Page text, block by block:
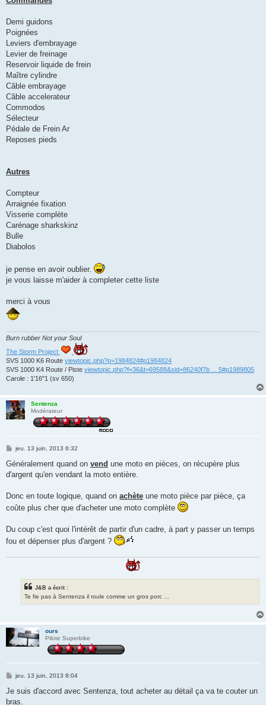
Demi guidons
Poignées
Leviers d'embrayage
Levier de freinage
Reservoir liquide de frein
Maître cylindre
Câble embrayage
Câble accelerateur
Commodos
Sélecteur
Pédale de Frein Ar
Reposes pieds
Autres
Compteur
Arraignée fixation
Visserie complète
Carénage sharkskinz
Bulle
Diabolos
je pense en avoir oublier.
je vous laisse m'aider à completer cette liste
merci à vous
Burn rubber Not your Soul
The Storm Project
SVS 1000 K6 Route viewtopic.php?p=1984824#p1984824
SVS 1000 K4 Route / Piste viewtopic.php?f=36&t=69588&sid=86240f7b ... 5#p1989805
Carole : 1'16"1 (sv 650)
Sentenza
Modérateur
M
s
a
jeu. 13 juin, 2013 6:32
Généralement quand on vend une moto en pièces, on récupère plus
d'argent qu'en vendant la moto entière.
Donc en toute logique, quand on achète une moto pièce par pièce, ça
coûte plus cher que d'acheter une moto complète
Du coup c'est quoi l'intérêt de partir d'un cadre, à part y passer un temps
fou et dépenser plus d'argent ?
J&B a écrit :
Te fie pas à Sentenza il roule comme un gros porc ...
ours
Pilote Superbike
M
s
a
jeu. 13 juin, 2013 8:04
Je suis d'accord avec Sentenza, tout acheter au détail ça va te couter un
bras.